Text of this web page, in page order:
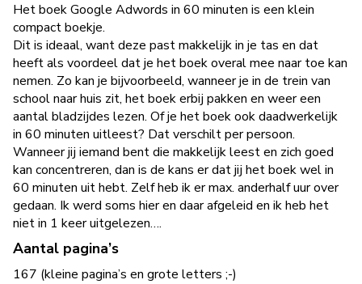
Het boek Google Adwords in 60 minuten is een klein
compact boekje.
Dit is ideaal, want deze past makkelijk in je tas en dat
heeft als voordeel dat je het boek overal mee naar toe kan
nemen. Zo kan je bijvoorbeeld, wanneer je in de trein van
school naar huis zit, het boek erbij pakken en weer een
aantal bladzijdes lezen. Of je het boek ook daadwerkelijk
in 60 minuten uitleest? Dat verschilt per persoon.
Wanneer jij iemand bent die makkelijk leest en zich goed
kan concentreren, dan is de kans er dat jij het boek wel in
60 minuten uit hebt. Zelf heb ik er max. anderhalf uur over
gedaan. Ik werd soms hier en daar afgeleid en ik heb het
niet in 1 keer uitgelezen….
Aantal pagina’s
167 (kleine pagina’s en grote letters ;-)